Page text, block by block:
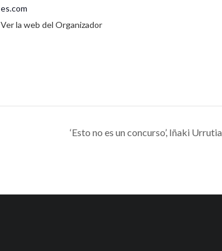
es.com
Ver la web del Organizador
‘Esto no es un concurso’, Iñaki Urrutia